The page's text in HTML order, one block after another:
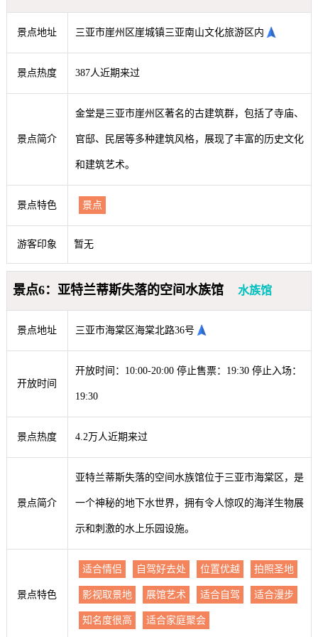
景点地址 三亚市崖州区崖城镇三亚南山文化旅游区内
景点热度 387人近期来过
景点简介
金堂是三亚市崖州区著名的古建筑群，包括了寺庙、
官邸、民居等多种建筑风格，展现了丰富的历史文化
和建筑艺术。
景点特色 景点
游客印象 暂无
景点6：亚特兰蒂斯失落的空间水族馆 水族馆
景点地址 三亚市海棠区海棠北路36号
开放时间
开放时间：10:00-20:00 停止售票：19:30 停止入场：
19:30
景点热度 4.2万人近期来过
景点简介
亚特兰蒂斯失落的空间水族馆位于三亚市海棠区，是
一个神秘的地下水世界，拥有令人惊叹的海洋生物展
示和刺激的水上乐园设施。
景点特色
适合情侣 自驾好去处 位置优越 拍照圣地
影视取景地 展馆艺术 适合自驾 适合漫步
知名度很高 适合家庭聚会